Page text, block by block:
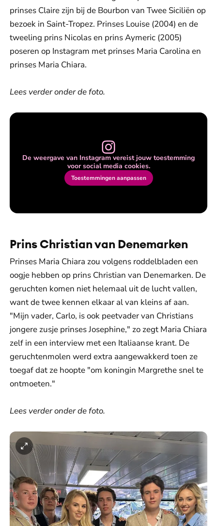
prinses Claire zijn bij de Bourbon van Twee Siciliën op
bezoek in Saint-Tropez. Prinses Louise (2004) en de
tweeling prins Nicolas en prins Aymeric (2005)
poseren op Instagram met prinses Maria Carolina en
prinses Maria Chiara.
Lees verder onder de foto.
De weergave van Instagram vereist jouw toestemming
voor social media cookies.
Toestemmingen aanpassen
Prins Christian van Denemarken
Prinses Maria Chiara zou volgens roddelbladen een
oogje hebben op prins Christian van Denemarken. De
geruchten komen niet helemaal uit de lucht vallen,
want de twee kennen elkaar al van kleins af aan.
"Mijn vader, Carlo, is ook peetvader van Christians
jongere zusje prinses Josephine," zo zegt Maria Chiara
zelf in een interview met een Italiaanse krant. De
geruchtenmolen werd extra aangewakkerd toen ze
toegaf dat ze hoopte "om koningin Margrethe snel te
ontmoeten."
Lees verder onder de foto.